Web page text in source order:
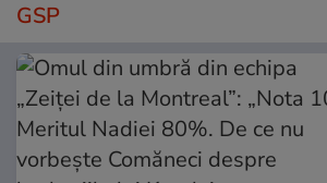
GSP